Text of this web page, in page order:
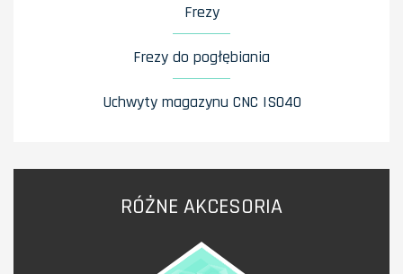
Frezy
Frezy do pogłębiania
Uchwyty magazynu CNC ISO40
RÓŻNE AKCESORIA